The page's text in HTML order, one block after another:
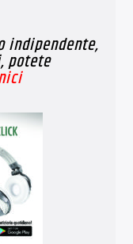
indipendente,
potete